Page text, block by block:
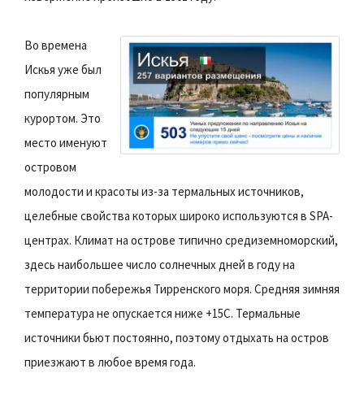
Во времена
Искья уже был
популярным
курортом. Это
место именуют
островом
молодости и красоты из-за термальных источников,
целебные свойства которых широко используются в SPA-
центрах. Климат на острове типично средиземноморский,
здесь наибольшее число солнечных дней в году на
территории побережья Тирренского моря. Средняя зимняя
температура не опускается ниже +15С. Термальные
источники бьют постоянно, поэтому отдыхать на остров
приезжают в любое время года.